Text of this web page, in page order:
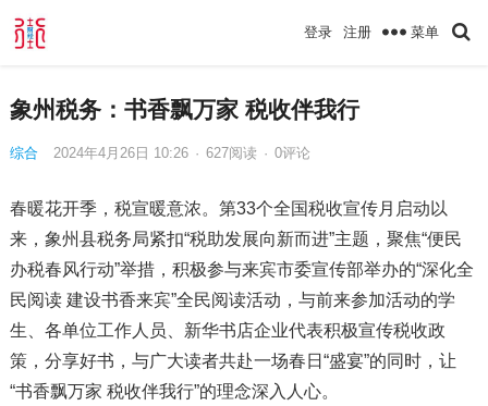
登录 注册 菜单
象州税务：书香飘万家 税收伴我行
综合 2024年4月26日 10:26 · 627阅读 · 0评论
春暖花开季，税宣暖意浓。第33个全国税收宣传月启动以
来，象州县税务局紧扣“税助发展向新而进”主题，聚焦“便民
办税春风行动”举措，积极参与来宾市委宣传部举办的“深化全
民阅读 建设书香来宾”全民阅读活动，与前来参加活动的学
生、各单位工作人员、新华书店企业代表积极宣传税收政
策，分享好书，与广大读者共赴一场春日“盛宴”的同时，让
“书香飘万家 税收伴我行”的理念深入人心。